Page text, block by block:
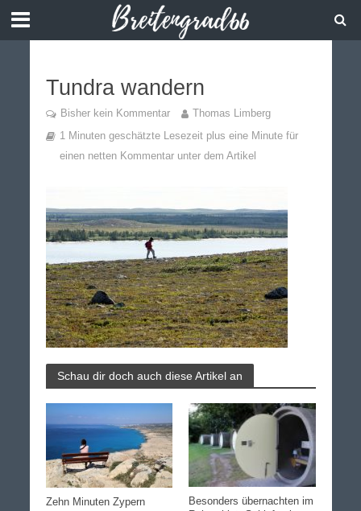
Tundra wandern
Bisher kein Kommentar
Thomas Limberg
1 Minuten geschätzte Lesezeit plus eine Minute für
einen netten Kommentar unter dem Artikel
Schau dir doch auch diese Artikel an
Zehn Minuten Zypern
Besonders übernachten im